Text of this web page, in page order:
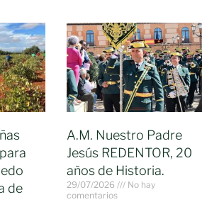
de
A.M. Nuestro Padre
Jesús REDENTOR, 20
años de Historia.
29/07/2026
No hay
comentarios